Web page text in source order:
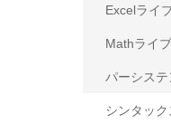
Excelライ
Mathライ
パーシス
シンタッ